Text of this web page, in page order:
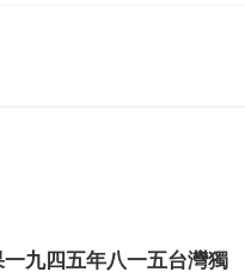
一九四五年八一五台灣獨